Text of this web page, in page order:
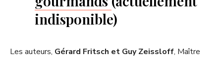
indisponible)
Les auteurs, Gérard Fritsch et Guy Zeissloff, Maître